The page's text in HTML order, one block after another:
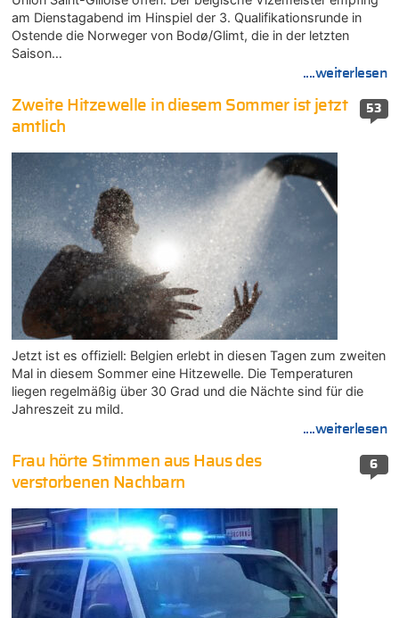
am Dienstagabend im Hinspiel der 3. Qualifikationsrunde in
Ostende die Norweger von Bodø/Glimt, die in der letzten
Saison…
....weiterlesen
53
Zweite Hitzewelle in diesem Sommer ist jetzt
amtlich
Jetzt ist es offiziell: Belgien erlebt in diesen Tagen zum zweiten
Mal in diesem Sommer eine Hitzewelle. Die Temperaturen
liegen regelmäßig über 30 Grad und die Nächte sind für die
Jahreszeit zu mild.
....weiterlesen
6
Frau hörte Stimmen aus Haus des
verstorbenen Nachbarn